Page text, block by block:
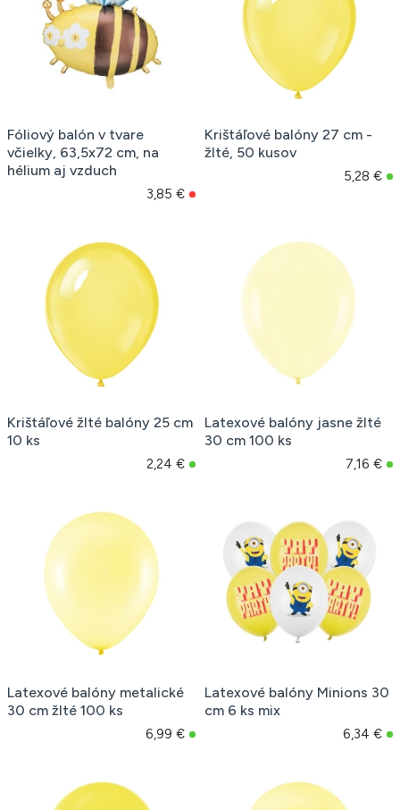
Fóliový balón v tvare
včielky, 63,5x72 cm, na
hélium aj vzduch
3,85 €
Krištáľové balóny 27 cm -
žlté, 50 kusov
5,28 €
Krištáľové žlté balóny 25 cm
10 ks
2,24 €
Latexové balóny jasne žlté
30 cm 100 ks
7,16 €
Latexové balóny metalické
30 cm žlté 100 ks
6,99 €
Latexové balóny Minions 30
cm 6 ks mix
6,34 €